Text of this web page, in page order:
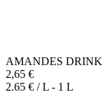
AMANDES DRINK
2,65 €
2.65 € / L - 1 L